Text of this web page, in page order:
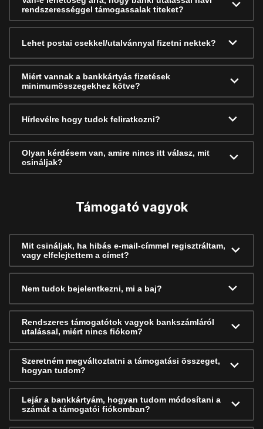
rendszerességgel támogassalak titeket?
Lehet postai csekkel/utalvánnyal fizetni nektek?
Miért vannak a bankkártyás fizetések
minimumösszegekhez kötve?
Hírlevélre hogy tudok feliratkozni?
Olyan kérdésem van, amire nincs itt válasz, mit
csináljak?
Támogató vagyok
Mit csináljak, ha hibás e-mail-címmel regisztráltam,
vagy elfelejtettem a címet?
Nem tudok bejelentkezni, mi a baj?
Rendszeres támogatótok vagyok bankszámláról
utalással, miért nincs fiókom?
Szeretném megváltoztatni a támogatási összeget,
hogyan tudom?
Lejár a bankkártyám, hogyan tudom módosítani a
számát a támogatói fiókomban?